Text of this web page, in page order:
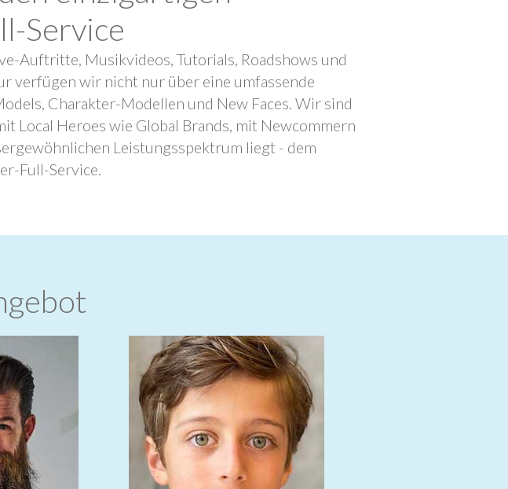
Service
Auftritte, Musikvideos, Tutorials, Roadshows und
verfügen wir nicht nur über eine umfassende
Charakter-Modellen und New Faces. Wir sind
Local Heroes wie Global Brands, mit Newcommern
Leistungsspektrum liegt - dem
Full-Service.